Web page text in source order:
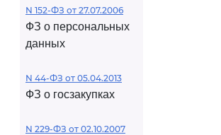
N 152-ФЗ от 27.07.2006
ФЗ о персональных
данных
N 44-ФЗ от 05.04.2013
ФЗ о госзакупках
N 229-ФЗ от 02.10.2007